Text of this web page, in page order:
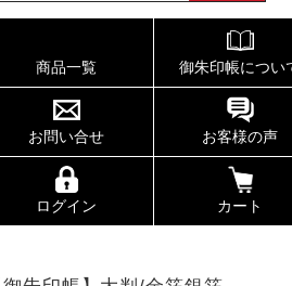
商品一覧 御朱印帳につい
お問い合せ お客様の声
ログイン カート